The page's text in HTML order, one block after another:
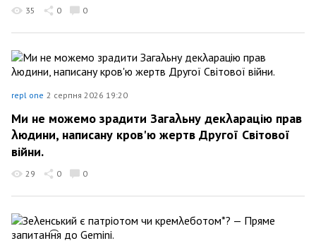
35 0 0
repl one 2 серпня 2026 19:20
Ми не можемо зрадити Загаλьну декλарацію прав
λюдини, написану кров'ю жертв Другої Світової
війни.
29 0 0